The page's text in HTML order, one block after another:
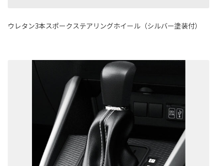
ウレタン3本スポークステアリングホイール（シルバー塗装付）